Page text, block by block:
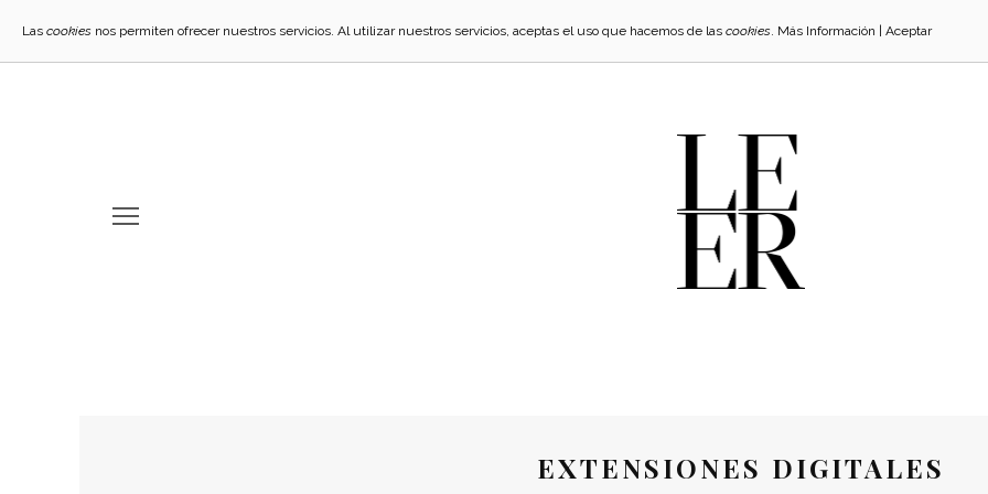
EXTENSIONES DIGITALES
Las cookies nos permiten ofrecer nuestros servicios. Al utilizar nuestros servicios, aceptas el uso que hacemos de las cookies. Más Información Aceptar